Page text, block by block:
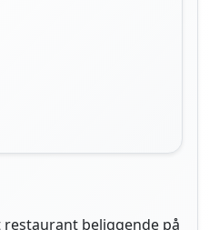
beliggende på